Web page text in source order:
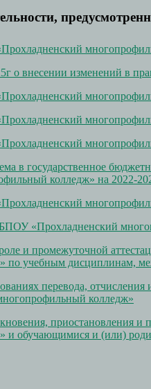
о внесении изменений в
в государственное
колледж» на 2022-
«Прохладненский
и промежуточной
по учебным дисциплинам,
перевода, отчисления
колледж»
приостановления
и обучающимися и (или)